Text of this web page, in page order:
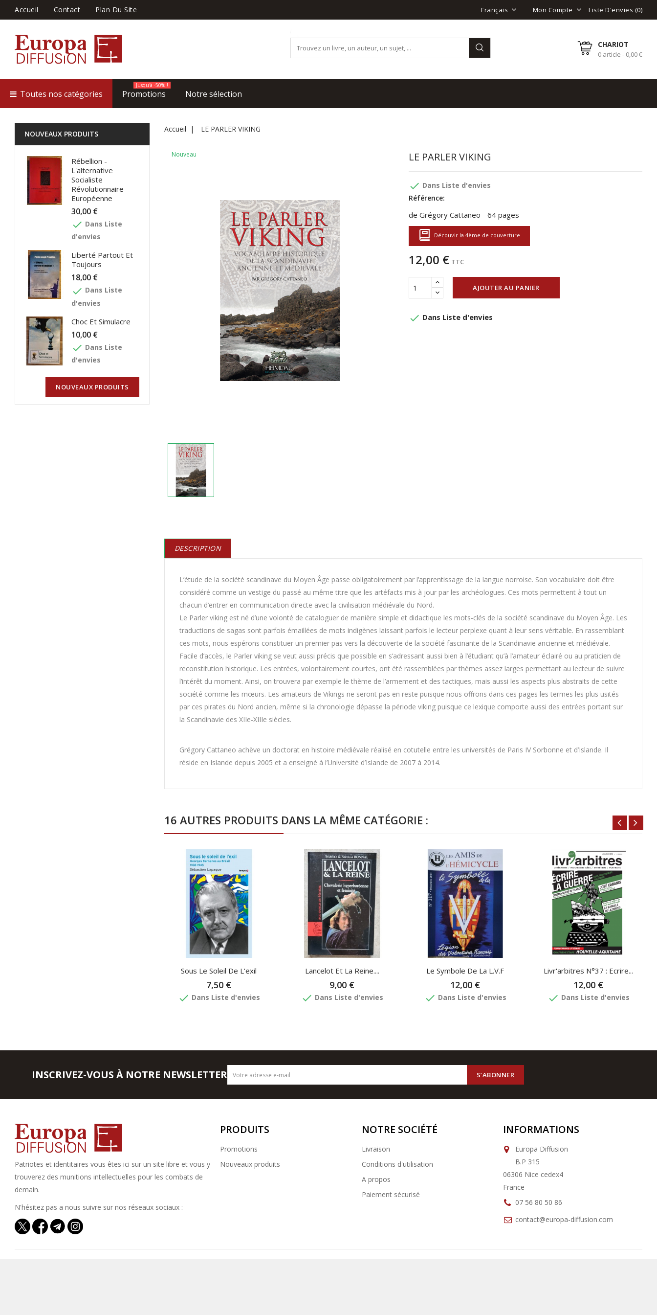
Accueil Contact Plan Du Site Français Mon Compte Liste D'envies (0)
CHARIOT
0 article - 0,00 €
Toutes nos catégories Promotions
Jusqu'à -50% !
Notre sélection
NOUVEAUX PRODUITS
Rébellion -
L'alternative
Socialiste
Révolutionnaire
Européenne
30,00 €
done Dans Liste
d'envies
Liberté Partout Et
Toujours
18,00 €
done Dans Liste
d'envies
Choc Et Simulacre
10,00 €
done Dans Liste
d'envies
NOUVEAUX PRODUITS
Accueil LE PARLER VIKING
Nouveau LE PARLER VIKING
done Dans Liste d'envies
Référence:
de Grégory Cattaneo - 64 pages
Découvir la 4ème de couverture
12,00 € TTC
AJOUTER AU PANIER
done Dans Liste d'envies
DESCRIPTION
L’étude de la société scandinave du Moyen Âge passe obligatoirement par l’apprentissage de la langue norroise. Son vocabulaire doit être
considéré comme un vestige du passé au même titre que les artéfacts mis à jour par les archéologues. Ces mots permettent à tout un
chacun d’entrer en communication directe avec la civilisation médiévale du Nord.
Le Parler viking est né d’une volonté de cataloguer de manière simple et didactique les mots-clés de la société scandinave du Moyen Âge. Les
traductions de sagas sont parfois émaillées de mots indigènes laissant parfois le lecteur perplexe quant à leur sens véritable. En rassemblant
ces mots, nous espérons constituer un premier pas vers la découverte de la société fascinante de la Scandinavie ancienne et médiévale.
Facile d’accès, le Parler viking se veut aussi précis que possible en s’adressant aussi bien à l’étudiant qu’à l’amateur éclairé ou au praticien de
reconstitution historique. Les entrées, volontairement courtes, ont été rassemblées par thèmes assez larges permettant au lecteur de suivre
l’intérêt du moment. Ainsi, on trouvera par exemple le thème de l’armement et des tactiques, mais aussi les aspects plus abstraits de cette
société comme les mœurs. Les amateurs de Vikings ne seront pas en reste puisque nous offrons dans ces pages les termes les plus usités
par ces pirates du Nord ancien, même si la chronologie dépasse la période viking puisque ce lexique comporte aussi des entrées portant sur
la Scandinavie des XIIe-XIIIe siècles.
Grégory Cattaneo achève un doctorat en histoire médiévale réalisé en cotutelle entre les universités de Paris IV Sorbonne et d’Islande. Il
réside en Islande depuis 2005 et a enseigné à l’Université d’Islande de 2007 à 2014.
16 AUTRES PRODUITS DANS LA MÊME CATÉGORIE :
Sous Le Soleil De L'exil
7,50 €
done Dans Liste d'envies
Lancelot Et La Reine....
9,00 €
done Dans Liste d'envies
Le Symbole De La L.V.F
12,00 €
done Dans Liste d'envies
Livr'arbitres N°37 : Ecrire...
12,00 €
done Dans Liste d'envies
INSCRIVEZ-VOUS À NOTRE NEWSLETTER
Patriotes et identitaires vous êtes ici sur un site libre et vous y
trouverez des munitions intellectuelles pour les combats de
demain.
N'hésitez pas a nous suivre sur nos réseaux sociaux :
PRODUITS
Promotions
Nouveaux produits
NOTRE SOCIÉTÉ
Livraison
Conditions d'utilisation
A propos
Paiement sécurisé
INFORMATIONS
Europa Diffusion
B.P 315
06306 Nice cedex4
France
07 56 80 50 86
contact@europa-diffusion.com